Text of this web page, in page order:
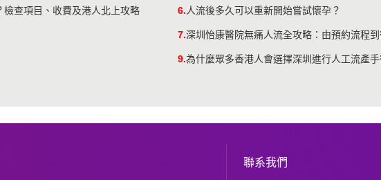
查項目、收費及港人北上攻略 6.人流後多久可以重新開始嘗試懷孕？
7.深圳怡康醫院無痛人流全攻略：由預約流程
9.為什麼眾多香港人會選擇深圳進行人工流產手
聯系我們